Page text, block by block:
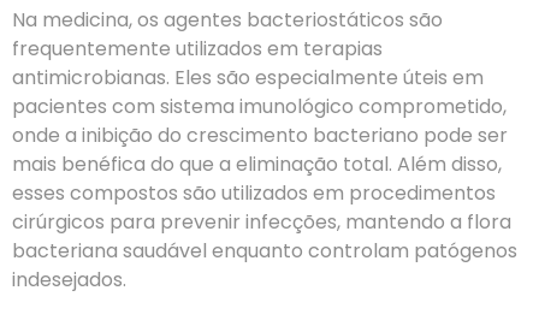
Na medicina, os agentes bacteriostáticos são
frequentemente utilizados em terapias
antimicrobianas. Eles são especialmente úteis em
pacientes com sistema imunológico comprometido,
onde a inibição do crescimento bacteriano pode ser
mais benéfica do que a eliminação total. Além disso,
esses compostos são utilizados em procedimentos
cirúrgicos para prevenir infecções, mantendo a flora
bacteriana saudável enquanto controlam patógenos
indesejados.